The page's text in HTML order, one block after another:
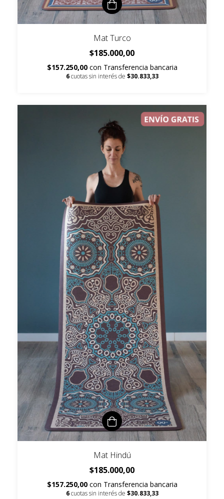
Mat Turco
$185.000,00
$157.250,00 con Transferencia bancaria
6 cuotas sin interés de $30.833,33
Mat Hindú
$185.000,00
$157.250,00 con Transferencia bancaria
6 cuotas sin interés de $30.833,33